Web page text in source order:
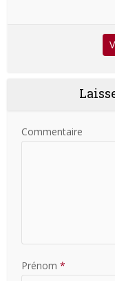
Commentaire
Prénom *